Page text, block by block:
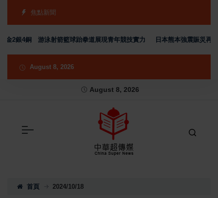
焦點新聞
4銅 游泳射箭籃球跆拳道展現青年競技實力 日本熊本強震賑災再獲支
August 8, 2026
August 8, 2026
首頁 2024/10/18